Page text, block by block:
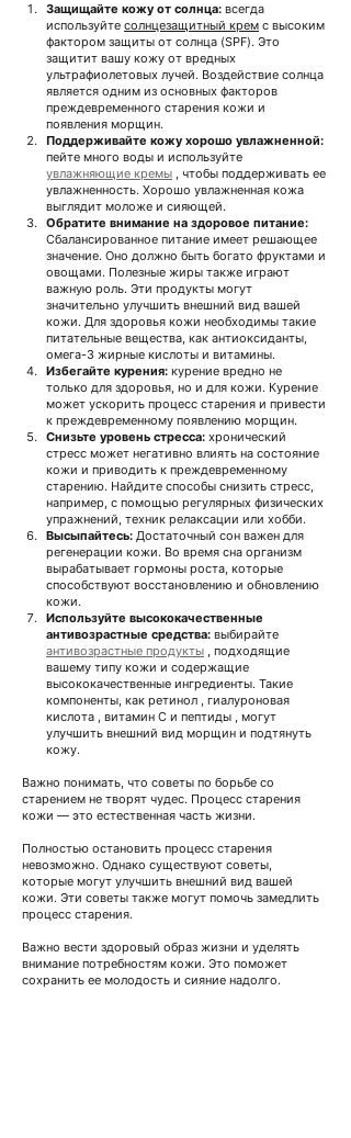
Защищайте кожу от солнца: всегда
используйте солнцезащитный крем с высоким
фактором защиты от солнца (SPF). Это
защитит вашу кожу от вредных
ультрафиолетовых лучей. Воздействие солнца
является одним из основных факторов
преждевременного старения кожи и
появления морщин.
Поддерживайте кожу хорошо увлажненной:
пейте много воды и используйте
увлажняющие кремы , чтобы поддерживать ее
увлажненность. Хорошо увлажненная кожа
выглядит моложе и сияющей.
Обратите внимание на здоровое питание:
Сбалансированное питание имеет решающее
значение. Оно должно быть богато фруктами и
овощами. Полезные жиры также играют
важную роль. Эти продукты могут
значительно улучшить внешний вид вашей
кожи. Для здоровья кожи необходимы такие
питательные вещества, как антиоксиданты,
омега-3 жирные кислоты и витамины.
Избегайте курения: курение вредно не
только для здоровья, но и для кожи. Курение
может ускорить процесс старения и привести
к преждевременному появлению морщин.
Снизьте уровень стресса: хронический
стресс может негативно влиять на состояние
кожи и приводить к преждевременному
старению. Найдите способы снизить стресс,
например, с помощью регулярных физических
упражнений, техник релаксации или хобби.
Высыпайтесь: Достаточный сон важен для
регенерации кожи. Во время сна организм
вырабатывает гормоны роста, которые
способствуют восстановлению и обновлению
кожи.
Используйте высококачественные
антивозрастные средства: выбирайте
антивозрастные продукты , подходящие
вашему типу кожи и содержащие
высококачественные ингредиенты. Такие
компоненты, как ретинол , гиалуроновая
кислота , витамин С и пептиды , могут
улучшить внешний вид морщин и подтянуть
кожу.
Важно понимать, что советы по борьбе со
старением не творят чудес. Процесс старения
кожи — это естественная часть жизни.
Полностью остановить процесс старения
невозможно. Однако существуют советы,
которые могут улучшить внешний вид вашей
кожи. Эти советы также могут помочь замедлить
процесс старения.
Важно вести здоровый образ жизни и уделять
внимание потребностям кожи. Это поможет
сохранить ее молодость и сияние надолго.